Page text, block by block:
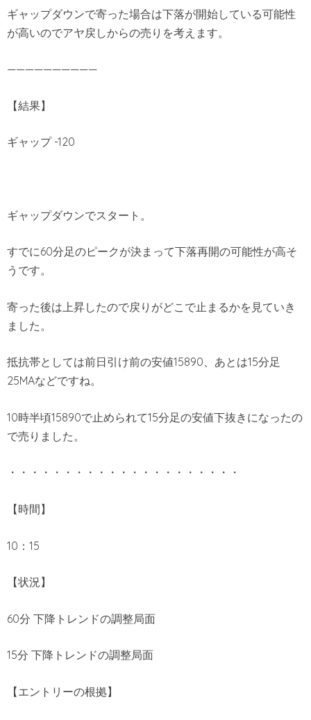
ギャップダウンで寄った場合は下落が開始している可能性
が高いのでアヤ戻しからの売りを考えます。
——————————
【結果】
ギャップ -120
ギャップダウンでスタート。
すでに60分足のピークが決まって下落再開の可能性が高そ
うです。
寄った後は上昇したので戻りがどこで止まるかを見ていき
ました。
抵抗帯としては前日引け前の安値15890、あとは15分足
25MAなどですね。
10時半頃15890で止められて15分足の安値下抜きになったの
で売りました。
・・・・・・・・・・・・・・・・・・・・・
【時間】
10：15
【状況】
60分 下降トレンドの調整局面
15分 下降トレンドの調整局面
【エントリーの根拠】